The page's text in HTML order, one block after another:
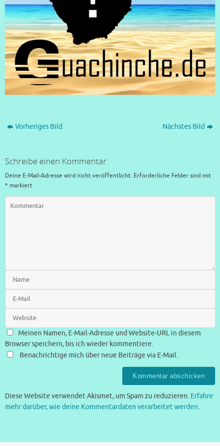
Vorheriges Bild Nächstes Bild
Schreibe einen Kommentar
Deine E-Mail-Adresse wird nicht veröffentlicht. Erforderliche Felder sind mit
* markiert
Meinen Namen, E-Mail-Adresse und Website-URL in diesem
Browser speichern, bis ich wieder kommentiere.
Benachrichtige mich über neue Beiträge via E-Mail.
Diese Website verwendet Akismet, um Spam zu reduzieren. Erfahre
mehr darüber, wie deine Kommentardaten verarbeitet werden.